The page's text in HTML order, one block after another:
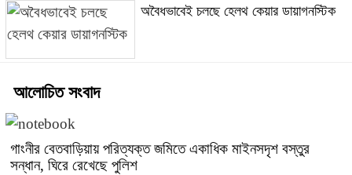
অবৈধভাবেই চলছে হেলথ কেয়ার ডায়াগনস্টিক
আলোচিত সংবাদ
গাংনীর বেতবাড়িয়ায় পরিত্যক্ত জমিতে একাধিক মাইনসদৃশ বস্তুর
সন্ধান, ঘিরে রেখেছে পুলিশ